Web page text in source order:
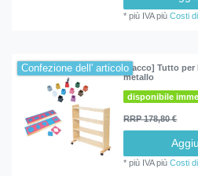
*più IVApiùCosti
Confezione dell' articolo[Pacco] Tutto per
metallo
disponibile
RRP 178,80 €
*più IVApiùCosti